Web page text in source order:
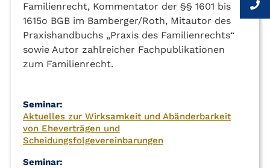
Familienrecht, Kommentator der §§ 1601 bis
1615o BGB im Bamberger/Roth, Mitautor des
Praxishandbuchs „Praxis des Familienrechts“
sowie Autor zahlreicher Fachpublikationen
zum Familienrecht.
Aktuelles zur Wirksamkeit und Abänderbarkeit
von Eheverträgen und
Scheidungsfolgevereinbarungen